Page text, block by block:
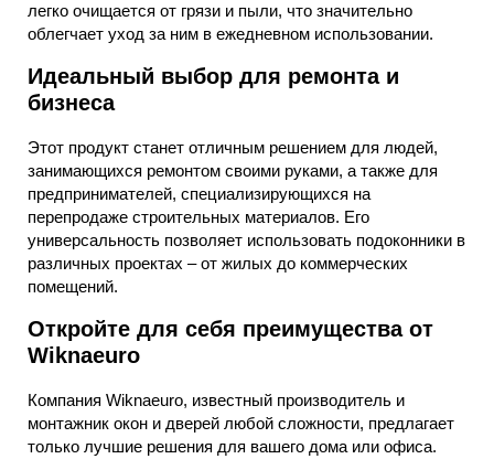
легко очищается от грязи и пыли, что значительно
облегчает уход за ним в ежедневном использовании.
Идеальный выбор для ремонта и
бизнеса
Этот продукт станет отличным решением для людей,
занимающихся ремонтом своими руками, а также для
предпринимателей, специализирующихся на
перепродаже строительных материалов. Его
универсальность позволяет использовать подоконники в
различных проектах – от жилых до коммерческих
помещений.
Откройте для себя преимущества от
Wiknaeuro
Компания Wiknaeuro, известный производитель и
монтажник окон и дверей любой сложности, предлагает
только лучшие решения для вашего дома или офиса.